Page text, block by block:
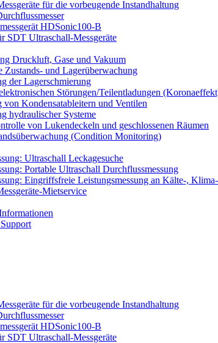
für die vorbeugende Instandhaltung
HDSonic100-B
SDT Ultraschall-Messgeräte
Druckluft, Gase und Vakuum
Zustands- und Lagerüberwachung
der Lagerschmierung
Störungen/Teilentladungen
von Kondensatableitern und Ventilen
hydraulischer Systeme
von Lukendeckeln und geschlossenen Räumen
(Condition Monitoring)
Ultraschall Leckagesuche
Portable Ultraschall Durchflussmessung
Eingriffsfreie Leistungsmessung an Kälte-,
Mietservice
für die vorbeugende Instandhaltung
HDSonic100-B
SDT Ultraschall-Messgeräte